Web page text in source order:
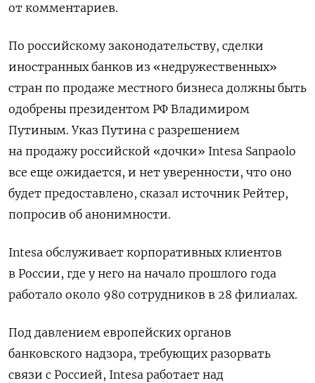
от комментариев.
По российскому законодательству, сделки
иностранных банков из «недружественных»
стран по продаже местного бизнеса должны быть
одобрены президентом РФ Владимиром
Путиным. Указ Путина с разрешением
на продажу российской «дочки» Intesa Sanpaolo
все еще ожидается, и нет уверенности, что оно
будет предоставлено, сказал источник Рейтер,
попросив об анонимности.
Intesa обслуживает корпоративных клиентов
в России, где у него на начало прошлого года
работало около 980 сотрудников в 28 филиалах.
Под давлением европейских органов
банковского надзора, требующих разорвать
связи с Россией, Intesa работает над